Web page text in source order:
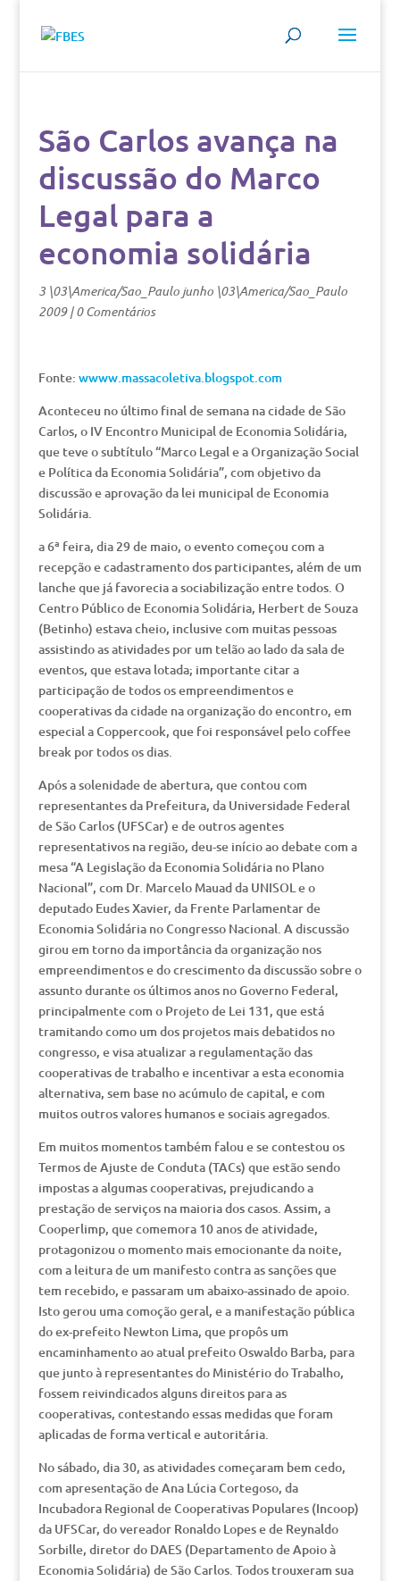
São Carlos avança na
discussão do Marco
Legal para a
economia solidária
3 \03\America/Sao_Paulo junho \03\America/Sao_Paulo
2009|0 Comentários
Fonte: wwww.massacoletiva.blogspot.com
Aconteceu no último final de semana na cidade de São
Carlos, o IV Encontro Municipal de Economia Solidária,
que teve o subtítulo “Marco Legal e a Organização Social
e Política da Economia Solidária”, com objetivo da
discussão e aprovação da lei municipal de Economia
Solidária.
a 6ª feira, dia 29 de maio, o evento começou com a
recepção e cadastramento dos participantes, além de um
lanche que já favorecia a sociabilização entre todos. O
Centro Público de Economia Solidária, Herbert de Souza
(Betinho) estava cheio, inclusive com muitas pessoas
assistindo as atividades por um telão ao lado da sala de
eventos, que estava lotada; importante citar a
participação de todos os empreendimentos e
cooperativas da cidade na organização do encontro, em
especial a Coppercook, que foi responsável pelo coffee
break por todos os dias.
Após a solenidade de abertura, que contou com
representantes da Prefeitura, da Universidade Federal
de São Carlos (UFSCar) e de outros agentes
representativos na região, deu-se início ao debate com a
mesa “A Legislação da Economia Solidária no Plano
Nacional”, com Dr. Marcelo Mauad da UNISOL e o
deputado Eudes Xavier, da Frente Parlamentar de
Economia Solidária no Congresso Nacional. A discussão
girou em torno da importância da organização nos
empreendimentos e do crescimento da discussão sobre o
assunto durante os últimos anos no Governo Federal,
principalmente com o Projeto de Lei 131, que está
tramitando como um dos projetos mais debatidos no
congresso, e visa atualizar a regulamentação das
cooperativas de trabalho e incentivar a esta economia
alternativa, sem base no acúmulo de capital, e com
muitos outros valores humanos e sociais agregados.
Em muitos momentos também falou e se contestou os
Termos de Ajuste de Conduta (TACs) que estão sendo
impostas a algumas cooperativas, prejudicando a
prestação de serviços na maioria dos casos. Assim, a
Cooperlimp, que comemora 10 anos de atividade,
protagonizou o momento mais emocionante da noite,
com a leitura de um manifesto contra as sanções que
tem recebido, e passaram um abaixo-assinado de apoio.
Isto gerou uma comoção geral, e a manifestação pública
do ex-prefeito Newton Lima, que propôs um
encaminhamento ao atual prefeito Oswaldo Barba, para
que junto à representantes do Ministério do Trabalho,
fossem reivindicados alguns direitos para as
cooperativas, contestando essas medidas que foram
aplicadas de forma vertical e autoritária.
No sábado, dia 30, as atividades começaram bem cedo,
com apresentação de Ana Lúcia Cortegoso, da
Incubadora Regional de Cooperativas Populares (Incoop)
da UFSCar, do vereador Ronaldo Lopes e de Reynaldo
Sorbille, diretor do DAES (Departamento de Apoio à
Economia Solidária) de São Carlos. Todos trouxeram sua